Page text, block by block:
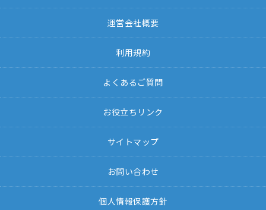
運営会社概要
利用規約
よくあるご質問
お役立ちリンク
サイトマップ
お問い合わせ
個人情報保護方針